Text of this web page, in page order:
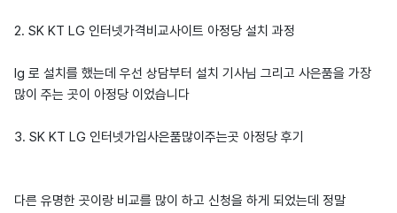
2. SK KT LG 인터넷가격비교사이트 아정당 설치 과정
lg 로 설치를 했는데 우선 상담부터 설치 기사님 그리고 사은품을 가장
많이 주는 곳이 아정당 이었습니다
3. SK KT LG 인터넷가입사은품많이주는곳 아정당 후기
다른 유명한 곳이랑 비교를 많이 하고 신청을 하게 되었는데 정말